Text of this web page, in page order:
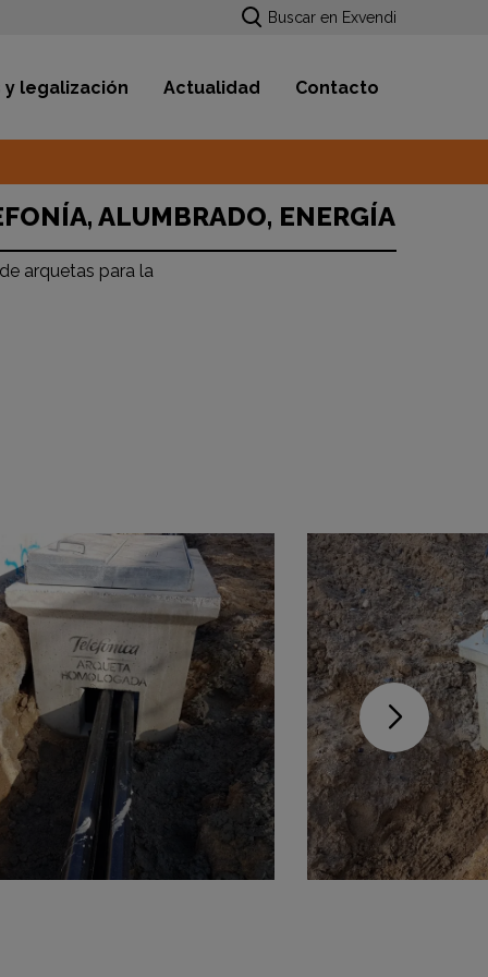
Buscar en Exvendi
y legalización Actualidad Contacto
ALUMBRADO, ENERGÍA
arquetas para la